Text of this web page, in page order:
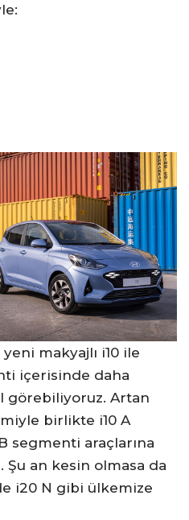
yeni makyajlı i10 ile
içerisinde daha
Artan
birlikte i10 A
segmenti araçlarına
an kesin olmasa da
i20 N gibi ülkemize